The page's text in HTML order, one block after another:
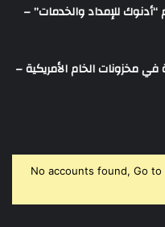
من أسهم “أدنوك للإمداد والخدمات” –
في مخزونات الخام الأمريكية –
No accounts found, Go